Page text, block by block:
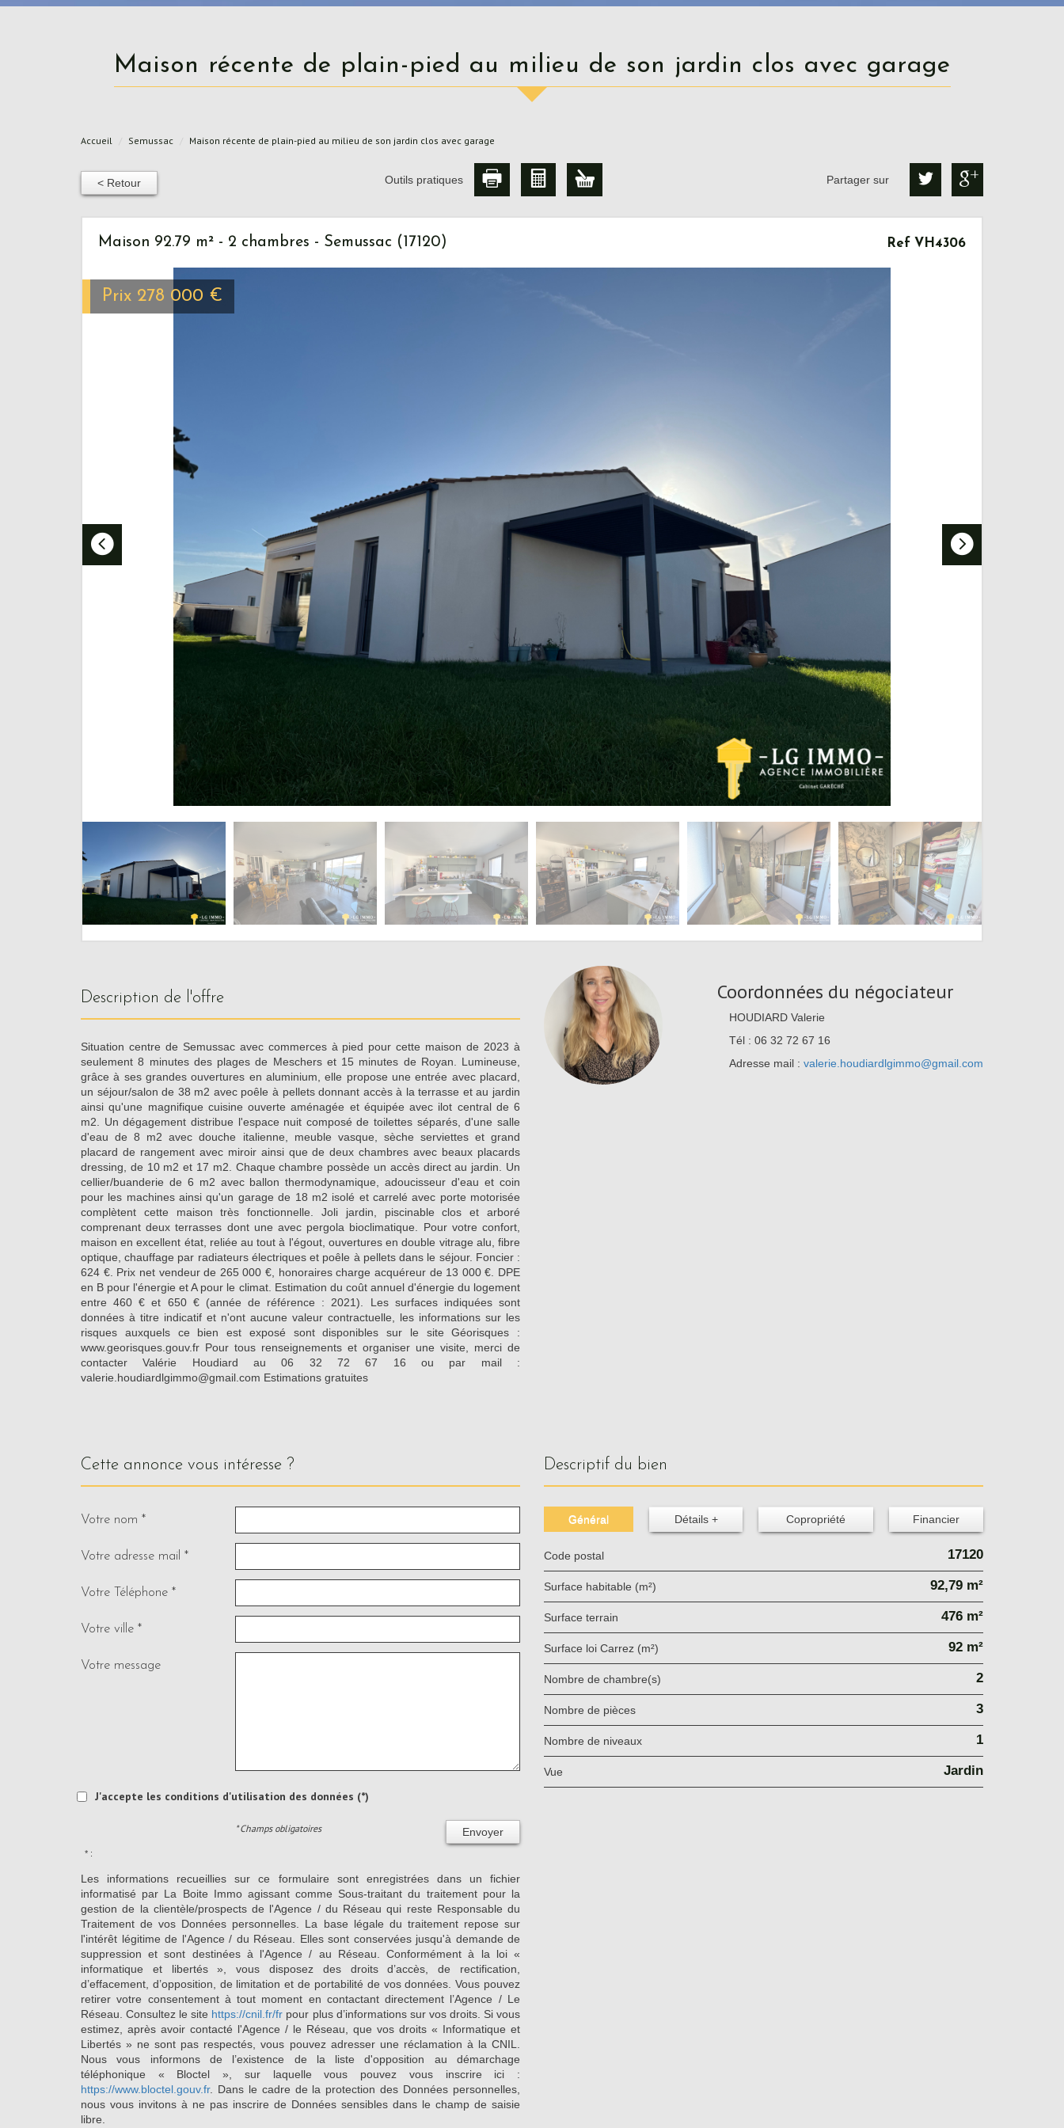
Maison récente de plain-pied au milieu de son jardin clos avec garage
Accueil Semussac Maison récente de plain-pied au milieu de son jardin clos avec garage
< Retour Outils pratiques Partager sur
Maison 92.79 m² - 2 chambres - Semussac (17120) Ref VH4306
Prix 278 000 €
description de l'offre
Situation centre de Semussac avec commerces à pied pour cette maison de 2023 à
seulement 8 minutes des plages de Meschers et 15 minutes de Royan. Lumineuse,
grâce à ses grandes ouvertures en aluminium, elle propose une entrée avec placard,
un séjour/salon de 38 m2 avec poêle à pellets donnant accès à la terrasse et au jardin
ainsi qu'une magnifique cuisine ouverte aménagée et équipée avec ilot central de 6
m2. Un dégagement distribue l'espace nuit composé de toilettes séparés, d'une salle
d'eau de 8 m2 avec douche italienne, meuble vasque, sèche serviettes et grand
placard de rangement avec miroir ainsi que de deux chambres avec beaux placards
dressing, de 10 m2 et 17 m2. Chaque chambre possède un accès direct au jardin. Un
cellier/buanderie de 6 m2 avec ballon thermodynamique, adoucisseur d'eau et coin
pour les machines ainsi qu'un garage de 18 m2 isolé et carrelé avec porte motorisée
complètent cette maison très fonctionnelle. Joli jardin, piscinable clos et arboré
comprenant deux terrasses dont une avec pergola bioclimatique. Pour votre confort,
maison en excellent état, reliée au tout à l'égout, ouvertures en double vitrage alu, fibre
optique, chauffage par radiateurs électriques et poêle à pellets dans le séjour. Foncier :
624 €. Prix net vendeur de 265 000 €, honoraires charge acquéreur de 13 000 €. DPE
en B pour l'énergie et A pour le climat. Estimation du coût annuel d'énergie du logement
entre 460 € et 650 € (année de référence : 2021). Les surfaces indiquées sont
données à titre indicatif et n'ont aucune valeur contractuelle, les informations sur les
risques auxquels ce bien est exposé sont disponibles sur le site Géorisques :
www.georisques.gouv.fr Pour tous renseignements et organiser une visite, merci de
contacter Valérie Houdiard au 06 32 72 67 16 ou par mail :
valerie.houdiardlgimmo@gmail.com Estimations gratuites
Coordonnées du négociateur
HOUDIARD Valerie
Tél : 06 32 72 67 16
Adresse mail : valerie.houdiardlgimmo@gmail.com
cette annonce vous intéresse ?
Votre nom *
Votre adresse mail *
Votre Téléphone *
Votre ville *
Votre message
J'accepte les conditions d'utilisation des données (*)
Envoyer
* Champs obligatoires
* :
Les informations recueillies sur ce formulaire sont enregistrées dans un fichier
informatisé par La Boite Immo agissant comme Sous-traitant du traitement pour la
gestion de la clientèle/prospects de l'Agence / du Réseau qui reste Responsable du
Traitement de vos Données personnelles. La base légale du traitement repose sur
l'intérêt légitime de l'Agence / du Réseau. Elles sont conservées jusqu'à demande de
suppression et sont destinées à l'Agence / au Réseau. Conformément à la loi «
informatique et libertés », vous disposez des droits d’accès, de rectification,
d’effacement, d’opposition, de limitation et de portabilité de vos données. Vous pouvez
retirer votre consentement à tout moment en contactant directement l’Agence / Le
Réseau. Consultez le site https://cnil.fr/fr pour plus d’informations sur vos droits. Si vous
estimez, après avoir contacté l'Agence / le Réseau, que vos droits « Informatique et
Libertés » ne sont pas respectés, vous pouvez adresser une réclamation à la CNIL.
Nous vous informons de l’existence de la liste d'opposition au démarchage
téléphonique « Bloctel », sur laquelle vous pouvez vous inscrire ici :
https://www.bloctel.gouv.fr. Dans le cadre de la protection des Données personnelles,
nous vous invitons à ne pas inscrire de Données sensibles dans le champ de saisie
libre.
descriptif du bien
Général Détails + Copropriété Financier
Code postal 17120
Surface habitable (m²) 92,79 m²
surface terrain 476 m²
Surface loi Carrez (m²) 92 m²
Nombre de chambre(s) 2
Nombre de pièces 3
Nombre de niveaux 1
Vue Jardin